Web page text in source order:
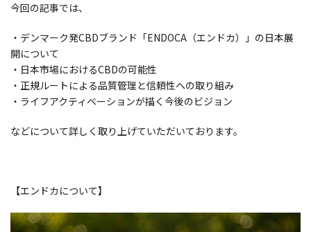
今回の記事では、
・デンマーク発CBDブランド「ENDOCA（エンドカ）」の日本展
開について
・日本市場におけるCBDの可能性
・正規ルートによる品質管理と信頼性への取り組み
・ライフアクティベーションが描く今後のビジョン
などについて詳しく取り上げていただいております。
【エンドカについて】